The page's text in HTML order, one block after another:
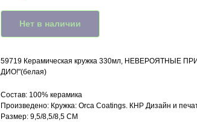
Нет в наличии
59719 Керамическая кружка 330мл,
ДИО!"(белая)
Состав: 100% керамика
Произведено: Кружка: Orca Coatings. КНР Дизайн и
Размер: 9,5/8,5/8,5 СМ